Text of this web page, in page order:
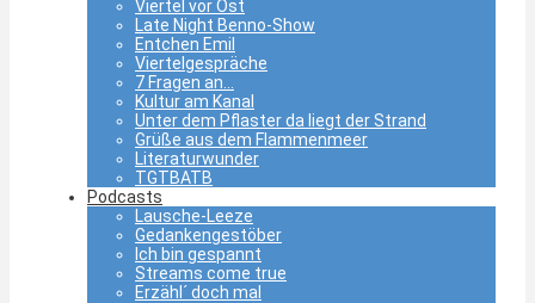
Viertel vor Ost
Late Night Benno-Show
Entchen Emil
Viertelgespräche
7 Fragen an…
Kultur am Kanal
Unter dem Pflaster da liegt der Strand
Grüße aus dem Flammenmeer
Literaturwunder
TGTBATB
Podcasts
Lausche-Leeze
Gedankengestöber
Ich bin gespannt
Streams come true
Erzähl´ doch mal